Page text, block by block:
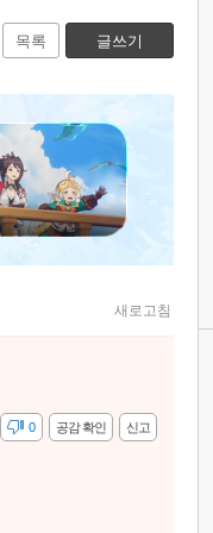
목록 글쓰기
새로고침
신고
공감 확인
0